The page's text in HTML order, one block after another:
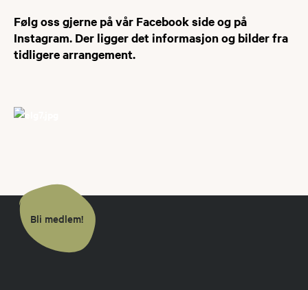
Følg oss gjerne på vår Facebook side og på
Instagram. Der ligger det informasjon og bilder fra
tidligere arrangement.
Bli medlem!